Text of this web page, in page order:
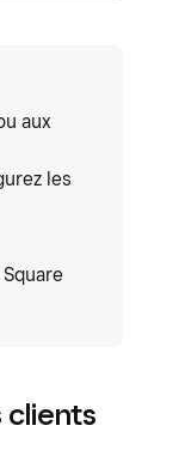
aux
les
clients